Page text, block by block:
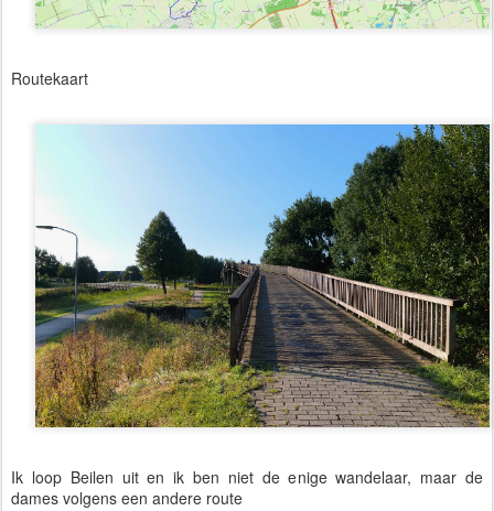
Routekaart
Ik loop Beilen uit en ik ben niet de enige wandelaar, maar de
dames volgens een andere route